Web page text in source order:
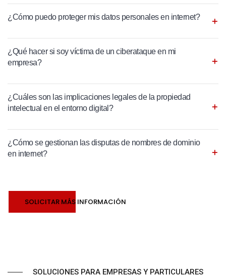
¿Cómo puedo proteger mis datos personales en internet?
¿Qué hacer si soy víctima de un ciberataque en mi
empresa?
¿Cuáles son las implicaciones legales de la propiedad
intelectual en el entorno digital?
¿Cómo se gestionan las disputas de nombres de dominio
en internet?
SOLICITAR MÁS INFORMACIÓN
SOLUCIONES PARA EMPRESAS Y PARTICULARES